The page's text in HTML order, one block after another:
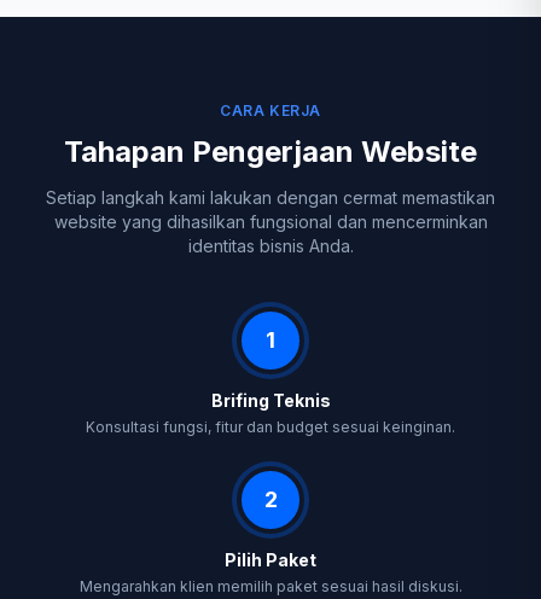
CARA KERJA
Tahapan Pengerjaan Website
Setiap langkah kami lakukan dengan cermat memastikan
website yang dihasilkan fungsional dan mencerminkan
identitas bisnis Anda.
1
Brifing Teknis
Konsultasi fungsi, fitur dan budget sesuai keinginan.
2
Pilih Paket
Mengarahkan klien memilih paket sesuai hasil diskusi.